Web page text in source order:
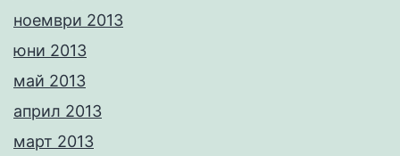
ноември 2013
юни 2013
май 2013
април 2013
март 2013